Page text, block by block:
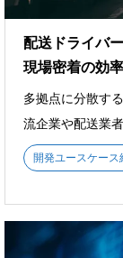
配送ドライバ
現場密着の効
多拠点に分散す
流企業や配送業
開発ユースケース